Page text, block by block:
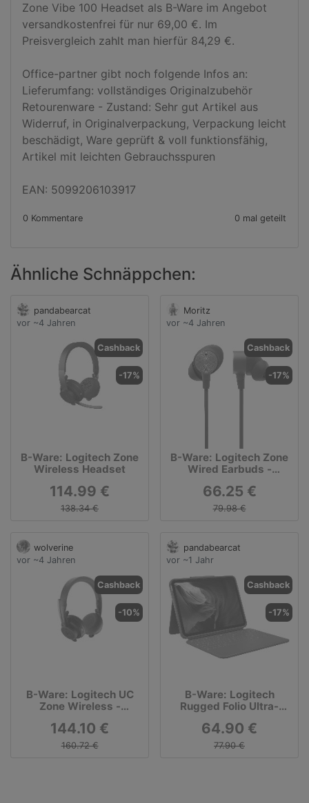
Zone Vibe 100 Headset als B-Ware im Angebot
versandkostenfrei für nur 69,00 €. Im
Preisvergleich zahlt man hierfür 84,29 €.
Office-partner gibt noch folgende Infos an:
Lieferumfang: vollständiges Originalzubehör
Retourenware - Zustand: Sehr gut Artikel aus
Widerruf, in Originalverpackung, Verpackung leicht
beschädigt, Ware geprüft & voll funktionsfähig,
Artikel mit leichten Gebrauchsspuren
EAN: 5099206103917
0 Kommentare 0 mal geteilt
Ähnliche Schnäppchen:
pandabearcat
vor ~4 Jahren
Cashback
-17%
B-Ware: Logitech Zone
Wireless Headset
114.99 €
138.34 €
Moritz
vor ~4 Jahren
Cashback
-17%
B-Ware: Logitech Zone
Wired Earbuds -
kabelgebunden - 3,5
mm Stecker -
Geräuschisolierung -
66.25 €
79.98 €
wolverine
vor ~4 Jahren
Cashback
-10%
B-Ware: Logitech UC
Zone Wireless -
Bluetooth - kabellos -
aktive
Rauschunterdrückung
144.10 €
160.72 €
pandabearcat
vor ~1 Jahr
Cashback
-17%
B-Ware: Logitech
Rugged Folio Ultra-
64.90 €
77.90 €